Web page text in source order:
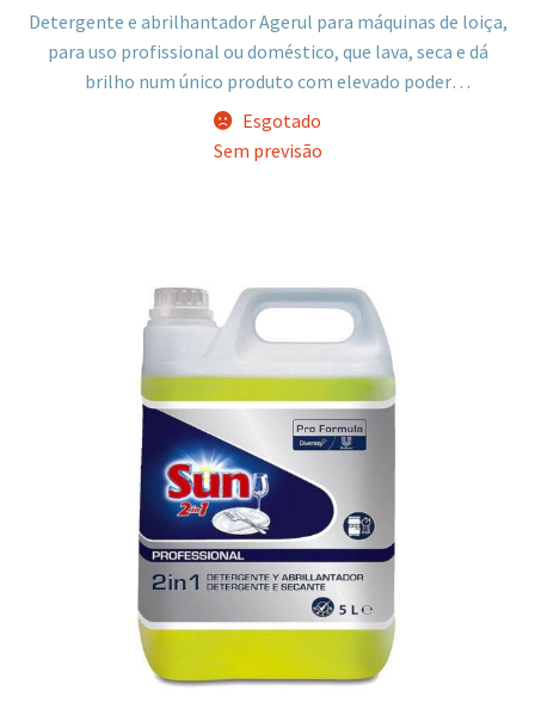
Detergente e abrilhantador Agerul para máquinas de loiça,
para uso profissional ou doméstico, que lava, seca e dá
brilho num único produto com elevado poder
desengordurante.
Esgotado
Sem previsão